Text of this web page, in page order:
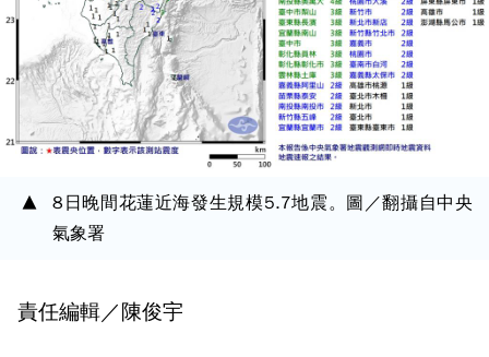
8日晚間花蓮近海發生規模5.7地震。圖／翻攝自中央
氣象署
責任編輯／陳俊宇